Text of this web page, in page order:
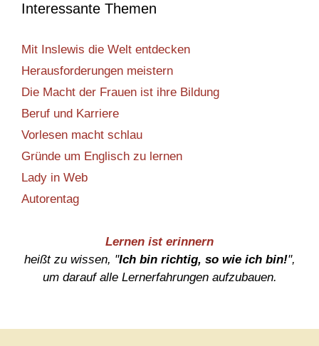
Interessante Themen
Mit Inslewis die Welt entdecken
Herausforderungen meistern
Die Macht der Frauen ist ihre Bildung
Beruf und Karriere
Vorlesen macht schlau
Gründe um Englisch zu lernen
Lady in Web
Autorentag
Lernen ist erinnern
heißt zu wissen, "Ich bin richtig, so wie ich bin!",
um darauf alle Lernerfahrungen aufzubauen.